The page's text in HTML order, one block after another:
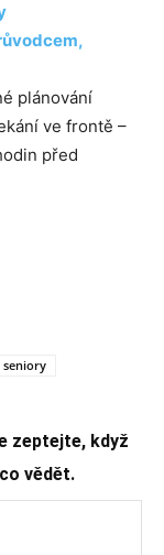
plánování
ve frontě –
před
seniory
zeptejte, když
vědět.